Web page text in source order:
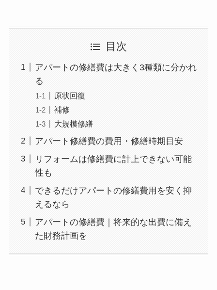
目次
アパートの修繕費は大きく3種類に分かれ
る
原状回復
補修
大規模修繕
アパート修繕費の費用・修繕時期目安
リフォームは修繕費に計上できない可能
性も
できるだけアパートの修繕費用を安く抑
えるなら
アパートの修繕費｜将来的な出費に備え
た財務計画を